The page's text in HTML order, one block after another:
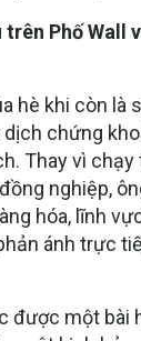
trên Phố Wall
hè khi còn là
chứng
Thay vì
nghiệp,
hóa, lĩnh
ánh trực
được một bài